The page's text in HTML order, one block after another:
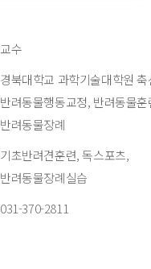
교수
경북대학교 과학기술대학원
반려동물행동교정, 반려동물훈
반려동물장례
기초반려견훈련, 독스포츠,
반려동물장례실습
031-370-2811